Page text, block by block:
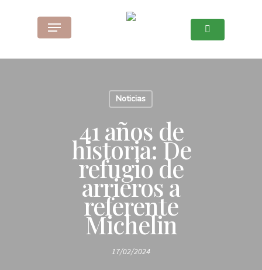
Menu
Noticias
41 años de
historia: De
refugio de
arrieros a
referente
Michelin
17/02/2024